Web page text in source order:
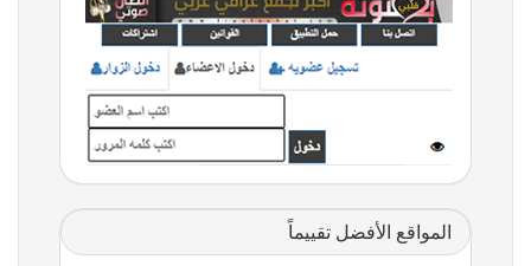
المواقع الأفضل تقييماً